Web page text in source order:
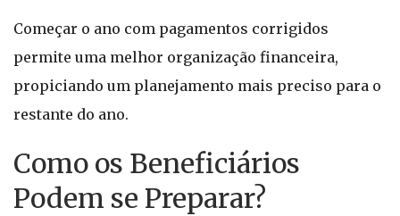
Começar o ano com pagamentos corrigidos
permite uma melhor organização financeira,
propiciando um planejamento mais preciso para o
restante do ano.
Como os Beneficiários
Podem se Preparar?